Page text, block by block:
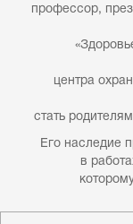
профессор,
центра
стать
Его наследие
в